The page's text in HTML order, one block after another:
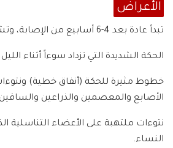
الأعراض
تبدأ عادة بعد 4-6 أسابيع من الإصابة، وتشمل:
الحكة الشديدة التي تزداد سوءاً أثناء الليل
خطوط مثيرة للحكة (أنفاق خطية)
الأصابع والمعصمين والذراعين
نتوءات ملتهبة على الأعضاء التناسلية
النساء.